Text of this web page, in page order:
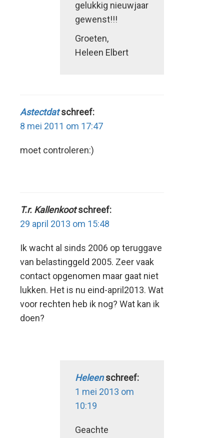
gelukkig nieuwjaar
gewenst!!!
Groeten,
Heleen Elbert
Astectdat schreef:
8 mei 2011 om 17:47
moet controleren:)
T.r. Kallenkoot schreef:
29 april 2013 om 15:48
Ik wacht al sinds 2006 op teruggave
van belastinggeld 2005. Zeer vaak
contact opgenomen maar gaat niet
lukken. Het is nu eind-april2013. Wat
voor rechten heb ik nog? Wat kan ik
doen?
Heleen schreef:
1 mei 2013 om
10:19
Geachte